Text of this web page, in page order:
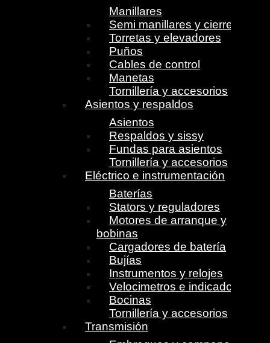
Manillares
Semi manillares y cierres
Torretas y elevadores
Puños
Cables de control
Manetas
Tornillería y accesorios
Asientos y respaldos
Asientos
Respaldos y sissy
Fundas para asientos
Tornillería y accesorios
Eléctrico e instrumentación
Baterías
Stators y reguladores
Motores de arranque y
bobinas
Cargadores de batería
Bujías
Instrumentos y relojes
Velocimetros e indicadores
Bocinas
Tornillería y accesorios
Transmisión